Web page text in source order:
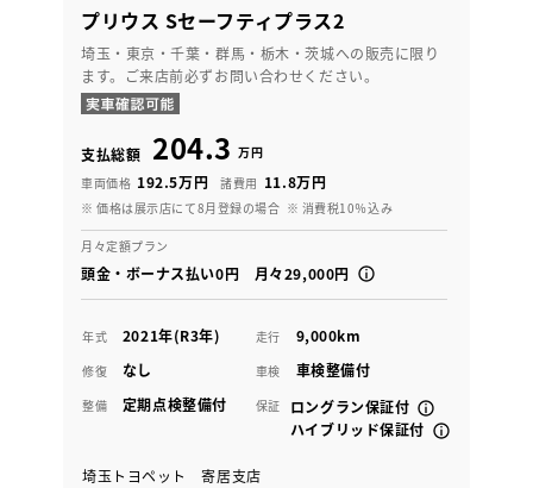
プリウス Sセーフティプラス2
埼玉・東京・千葉・群馬・栃木・茨城への販売に限り
ます。ご来店前必ずお問い合わせください。
支払総額 204.3 万円
車両価格 192.5万円 諸費用 11.8万円
※ 価格は展示店にて8月登録の場合 ※ 消費税10％込み
月々定額プラン
頭金・ボーナス払い0円 月々29,000円
年式 2021年(R3年) 走行 9,000km
修復 なし 車検 車検整備付
整備 定期点検整備付 保証
ロングラン保証付
ハイブリッド保証付
埼玉トヨペット 寄居支店